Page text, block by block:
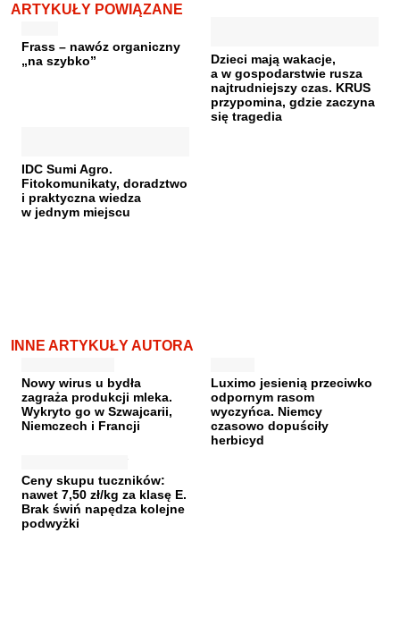
ARTYKUŁY POWIĄZANE
Frass – nawóz organiczny
„na szybko”
Dzieci mają wakacje,
a w gospodarstwie rusza
najtrudniejszy czas. KRUS
przypomina, gdzie zaczyna
się tragedia
IDC Sumi Agro.
Fitokomunikaty, doradztwo
i praktyczna wiedza
w jednym miejscu
INNE ARTYKUŁY AUTORA
Nowy wirus u bydła
zagraża produkcji mleka.
Wykryto go w Szwajcarii,
Niemczech i Francji
Luximo jesienią przeciwko
odpornym rasom
wyczyńca. Niemcy
czasowo dopuściły
herbicyd
Ceny skupu tuczników:
nawet 7,50 zł/kg za klasę E.
Brak świń napędza kolejne
podwyżki